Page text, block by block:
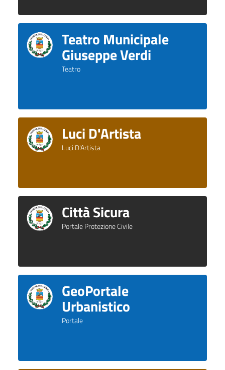
Teatro Municipale
Giuseppe Verdi
Teatro
Luci D'Artista
Luci D'Artista
Città Sicura
Portale Protezione Civile
GeoPortale
Urbanistico
Portale